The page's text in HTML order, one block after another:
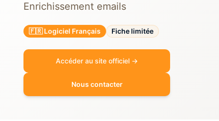
Enrichissement emails
🇫🇷 Logiciel Français Fiche limitée
Accéder au site officiel →
Nous contacter